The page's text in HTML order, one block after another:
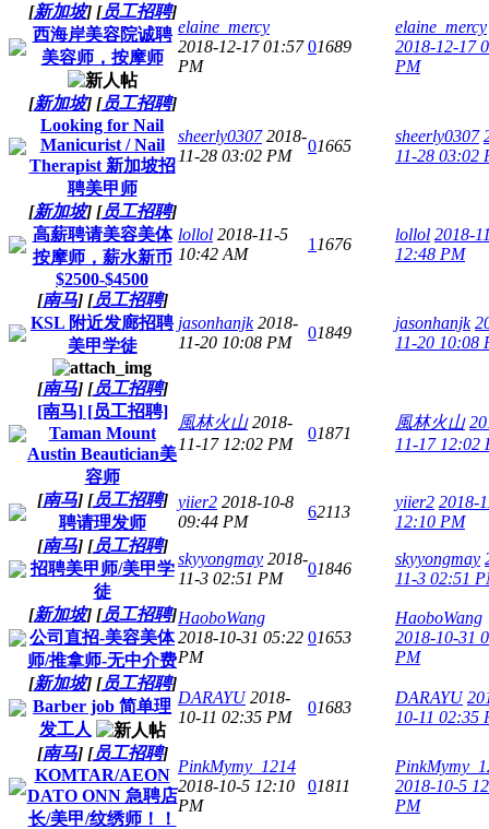
[新加坡] [员工招聘]
西海岸美容院诚聘
美容师，按摩师
elaine_mercy
2018-12-17 01:57
PM
01689
elaine_mercy
2018-12-17
PM
[新加坡] [员工招聘]
Looking for Nail
Manicurist / Nail
Therapist 新加坡招
聘美甲师
sheerly0307 2018-
11-28 03:02 PM
01665
sheerly0307
11-28 03:02
[新加坡] [员工招聘]
高薪聘请美容美体
按摩师，薪水新币
$2500-$4500
lollol 2018-11-5
10:42 AM
1 1676
lollol 2018-
12:48 PM
[南马] [员工招聘]
KSL 附近发廊招聘
美甲学徒
jasonhanjk 2018-
11-20 10:08 PM
01849
jasonhanjk
11-20 10:08
[南马] [员工招聘]
[南马] [员工招聘]
Taman Mount
Austin Beautician美
容师
風林火山 2018-
11-17 12:02 PM
01871
風林火山
11-17 12:02
[南马] [员工招聘]
聘请理发师
yiier2 2018-10-8
09:44 PM
62113
yiier2 2018-
12:10 PM
[南马] [员工招聘]
招聘美甲师/美甲学
徒
skyyongmay 2018-
11-3 02:51 PM
01846
skyyongmay
11-3 02:51
[新加坡] [员工招聘]
公司直招-美容美体
师/推拿师-无中介费
HaoboWang
2018-10-31 05:22
PM
01653
HaoboWang
2018-10-31
PM
[新加坡] [员工招聘]
Barber job 简单理
发工人
DARAYU 2018-
10-11 02:35 PM
01683
DARAYU
10-11 02:35
[南马] [员工招聘]
KOMTAR/AEON
DATO ONN 急聘店
长/美甲/纹绣师！！
PinkMymy_1214
2018-10-5 12:10
PM
01811
2018-10-5
PM